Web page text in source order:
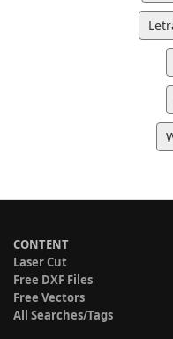
CONTENT
Laser Cut
Free DXF Files
Free Vectors
All Searches/Tags